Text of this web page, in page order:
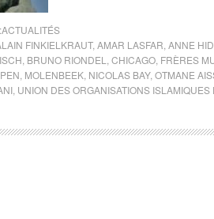
ACTUALITÉS
FINKIELKRAUT, AMAR LASFAR ANNE
BRUNO RIONDEL CHICAGO FRÈRES
MOLENBEEK NICOLAS BAY, OTMANE
UNION DES ORGANISATIONS ISLAMIQUES